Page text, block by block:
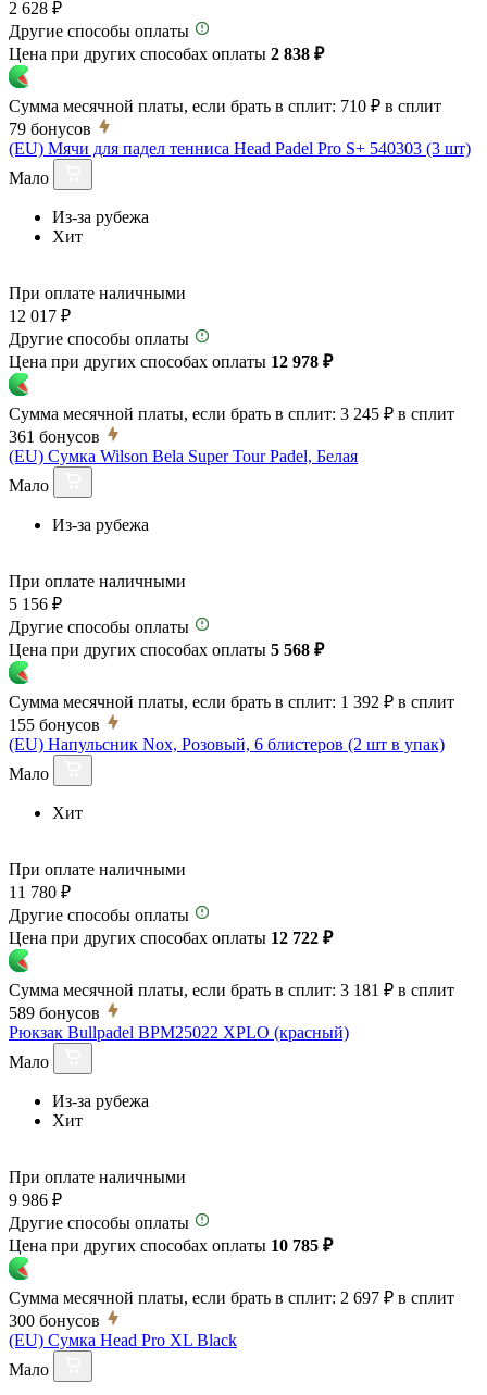
2 628 ₽
Другие способы оплаты
Цена при других способах оплаты 2 838 ₽
Сумма месячной платы, если брать в сплит: 710 ₽ в сплит
79 бонусов
(EU) Мячи для падел тенниса Head Padel Pro S+ 540303 (3 шт)
Мало
Из-за рубежа
Хит
При оплате наличными
12 017 ₽
Другие способы оплаты
Цена при других способах оплаты 12 978 ₽
Сумма месячной платы, если брать в сплит: 3 245 ₽ в сплит
361 бонусов
(EU) Сумка Wilson Bela Super Tour Padel, Белая
Мало
Из-за рубежа
При оплате наличными
5 156 ₽
Другие способы оплаты
Цена при других способах оплаты 5 568 ₽
Сумма месячной платы, если брать в сплит: 1 392 ₽ в сплит
155 бонусов
(EU) Напульсник Nox, Розовый, 6 блистеров (2 шт в упак)
Мало
Хит
При оплате наличными
11 780 ₽
Другие способы оплаты
Цена при других способах оплаты 12 722 ₽
Сумма месячной платы, если брать в сплит: 3 181 ₽ в сплит
589 бонусов
Рюкзак Bullpadel BPM25022 XPLO (красный)
Мало
Из-за рубежа
Хит
При оплате наличными
9 986 ₽
Другие способы оплаты
Цена при других способах оплаты 10 785 ₽
Сумма месячной платы, если брать в сплит: 2 697 ₽ в сплит
300 бонусов
(EU) Сумка Head Pro XL Black
Мало